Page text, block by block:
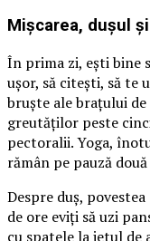
Mișcarea, dușul
În prima zi, ești bine
ușor, să citești, să te
bruște ale brațului
greutăților peste
pectoralii. Yoga,
rămân pe pauză
Despre duș,
de ore eviți să uzi
cu spatele la jetul de